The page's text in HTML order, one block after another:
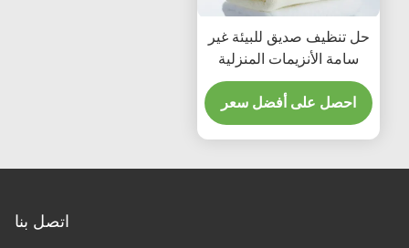
حل تنظيف صديق للبيئة غير
سامة الأنزيمات المنزلية
مواد التنظيف تحسين
احصل على أفضل سعر
اتصل بنا